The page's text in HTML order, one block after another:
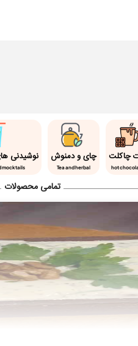
چاکلت
hot
چای و دمنوش
Tea and herbal
نوشیدنی
mocktails
تمامی محصولات